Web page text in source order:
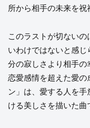
所から相手の未来を祝
このラストが切ない
いわけではないと感
分の寂しさより相手の
恋愛感情を超えた愛
ン」は、愛する人を
ける美しさを描いた曲